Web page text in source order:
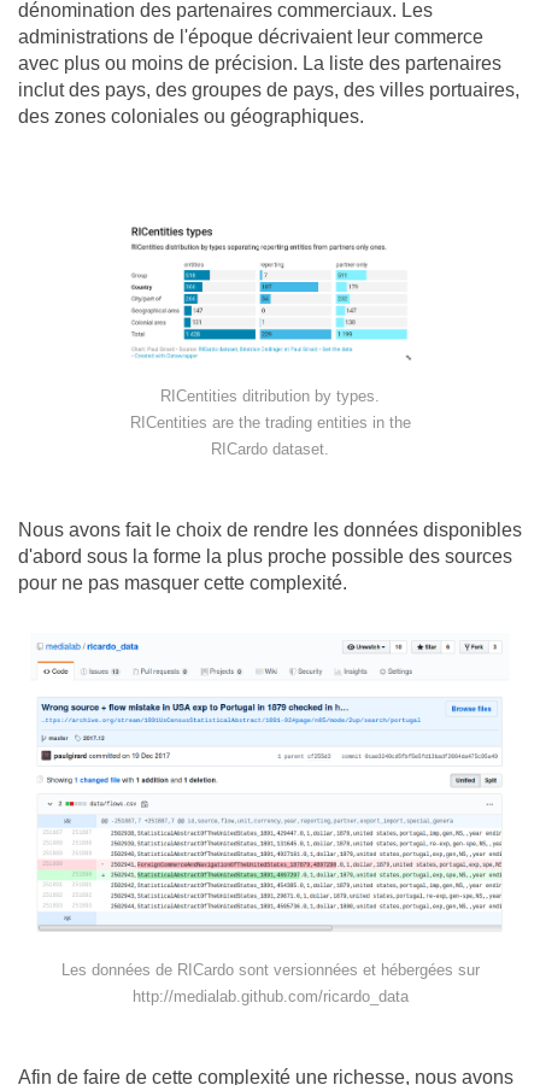
dénomination des partenaires commerciaux. Les
administrations de l'époque décrivaient leur commerce
avec plus ou moins de précision. La liste des partenaires
inclut des pays, des groupes de pays, des villes portuaires,
des zones coloniales ou géographiques.
RICentities ditribution by types.
RICentities are the trading entities in the
RICardo dataset.
Nous avons fait le choix de rendre les données disponibles
d'abord sous la forme la plus proche possible des sources
pour ne pas masquer cette complexité.
Les données de RICardo sont versionnées et hébergées sur
http://medialab.github.com/ricardo_data
Afin de faire de cette complexité une richesse, nous avons